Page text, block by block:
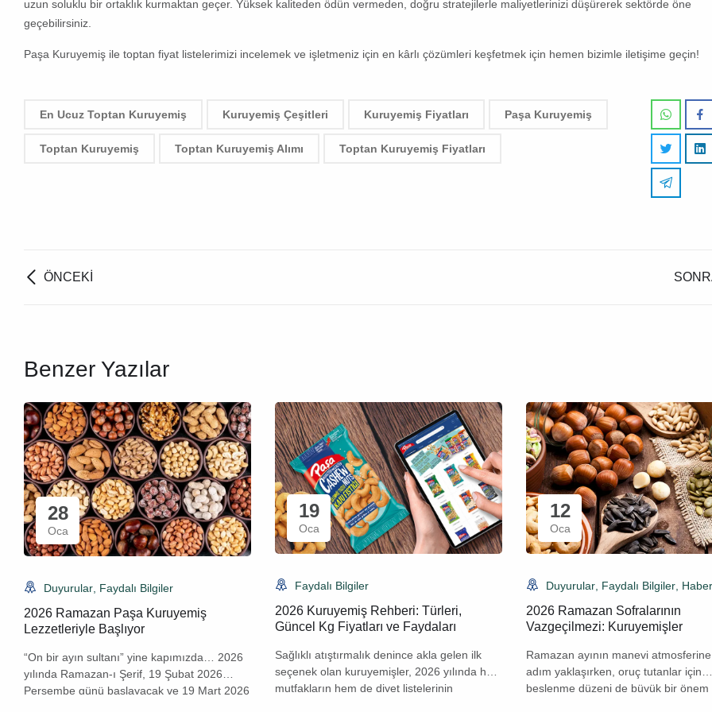
uzun soluklu bir ortaklık kurmaktan geçer. Yüksek kaliteden ödün vermeden, doğru stratejilerle maliyetlerinizi düşürerek sektörde öne
geçebilirsiniz.
Paşa Kuruyemiş ile toptan fiyat listelerimizi incelemek ve işletmeniz için en kârlı çözümleri keşfetmek için hemen bizimle iletişime geçin!
En Ucuz Toptan Kuruyemiş Kuruyemiş Çeşitleri Kuruyemiş Fiyatları Paşa Kuruyemiş
Toptan Kuruyemiş Toptan Kuruyemiş Alımı Toptan Kuruyemiş Fiyatları
ÖNCEKI
Benzer Yazılar
28
Oca
Duyurular Faydalı Bilgiler
2026 Ramazan Paşa Kuruyemiş
Lezzetleriyle Başlıyor
“On bir ayın sultanı” yine kapımızda… 2026
yılında Ramazan-ı Şerif, 19 Şubat 2026
Perşembe günü başlayacak ve 19 Mart 2026
19
Oca
Faydalı Bilgiler
2026 Kuruyemiş Rehberi: Türleri,
Güncel Kg Fiyatları ve Faydaları
Sağlıklı atıştırmalık denince akla gelen ilk
seçenek olan kuruyemişler, 2026 yılında hem
mutfakların hem de diyet listelerinin
12
Oca
Duyurular Faydalı Bilgiler
2026 Ramazan Sofralarının
Vazgeçilmezi: Kuruyemişler
Ramazan ayının manevi
adım yaklaşırken, oruç tutanlar için
beslenme düzeni de büyük bir önem